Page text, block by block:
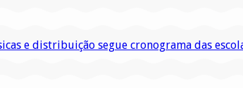
e distribuição segue cronograma das